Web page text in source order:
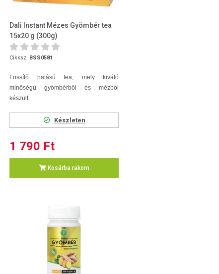
Dali Instant Mézes Gyömbér tea
15x20 g (300g)
Cikksz. BSS0581
Frissítő hatású tea, mely kiváló
minőségű gyömbérből és mézből
készült.
Készleten
1 790 Ft
Kosárba rakom